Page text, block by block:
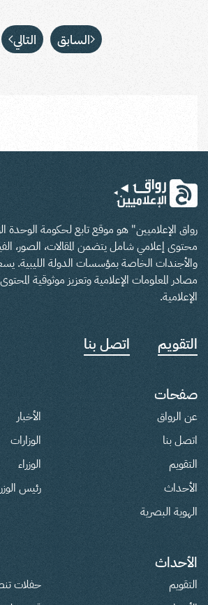
السابق التالي
رواق الإعلاميين" هو موقع تابع لحكومة الوحدة
محتوى إعلامي شامل يتضمن المقالات، الصور،
والأجندات الخاصة بمؤسسات الدولة الليبية.
مصادر المعلومات الإعلامية وتعزيز موثوقية
الإعلامية.
التقويم اتصل بنا
صفحات
عن الرواق
اتصل بنا
التقويم
الأحداث
الهوية البصرية
الأخبار
الوزارات
الوزراء
رئيس
الأحداث
التقويم
حفلات